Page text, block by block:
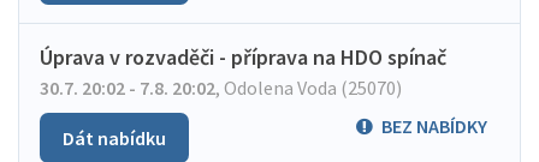
Úprava v rozvaděči - příprava na HDO spínač
30.7. 20:02 - 7.8. 20:02, Odolena Voda (25070)
BEZ NABÍDKY
Dát nabídku